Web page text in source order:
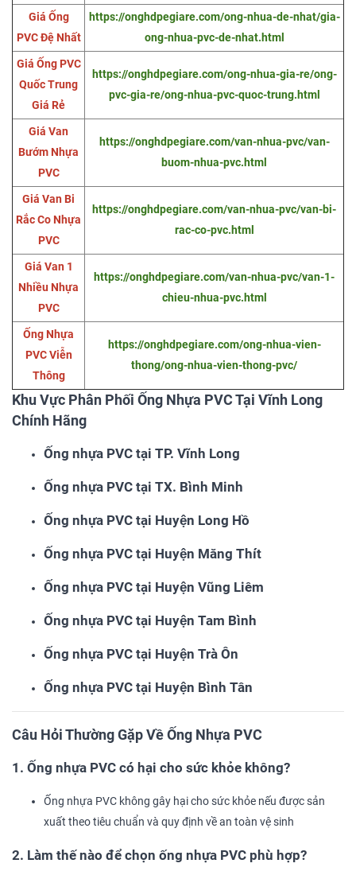
Giá Ống
PVC Đệ Nhất
https://onghdpegiare.com/ong-nhua-de-nhat/gia-
ong-nhua-pvc-de-nhat.html
Giá Ống PVC
Quốc Trung
Giá Rẻ
https://onghdpegiare.com/ong-nhua-gia-re/ong-
pvc-gia-re/ong-nhua-pvc-quoc-trung.html
Giá Van
Bướm Nhựa
PVC
https://onghdpegiare.com/van-nhua-pvc/van-
buom-nhua-pvc.html
Giá Van Bi
Rắc Co Nhựa
PVC
https://onghdpegiare.com/van-nhua-pvc/van-bi-
rac-co-pvc.html
Giá Van 1
Nhiều Nhựa
PVC
https://onghdpegiare.com/van-nhua-pvc/van-1-
chieu-nhua-pvc.html
Ống Nhựa
PVC Viễn
Thông
https://onghdpegiare.com/ong-nhua-vien-
thong/ong-nhua-vien-thong-pvc/
Khu Vực Phân Phối Ống Nhựa PVC Tại Vĩnh Long
Chính Hãng
Ống nhựa PVC tại TP. Vĩnh Long
Ống nhựa PVC tại TX. Bình Minh
Ống nhựa PVC tại Huyện Long Hồ
Ống nhựa PVC tại Huyện Măng Thít
Ống nhựa PVC tại Huyện Vũng Liêm
Ống nhựa PVC tại Huyện Tam Bình
Ống nhựa PVC tại Huyện Trà Ôn
Ống nhựa PVC tại Huyện Bình Tân
Câu Hỏi Thường Gặp Về Ống Nhựa PVC
1. Ống nhựa PVC có hại cho sức khỏe không?
Ống nhựa PVC không gây hại cho sức khỏe nếu được sản
xuất theo tiêu chuẩn và quy định về an toàn vệ sinh
2. Làm thế nào để chọn ống nhựa PVC phù hợp?